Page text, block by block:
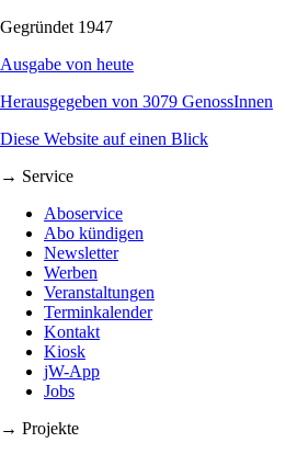
Gegründet 1947
Ausgabe von heute
Herausgegeben von 3079 GenossInnen
Diese Website auf einen Blick
→ Service
Aboservice
Abo kündigen
Newsletter
Werben
Veranstaltungen
Terminkalender
Kontakt
Kiosk
jW-App
Jobs
→ Projekte